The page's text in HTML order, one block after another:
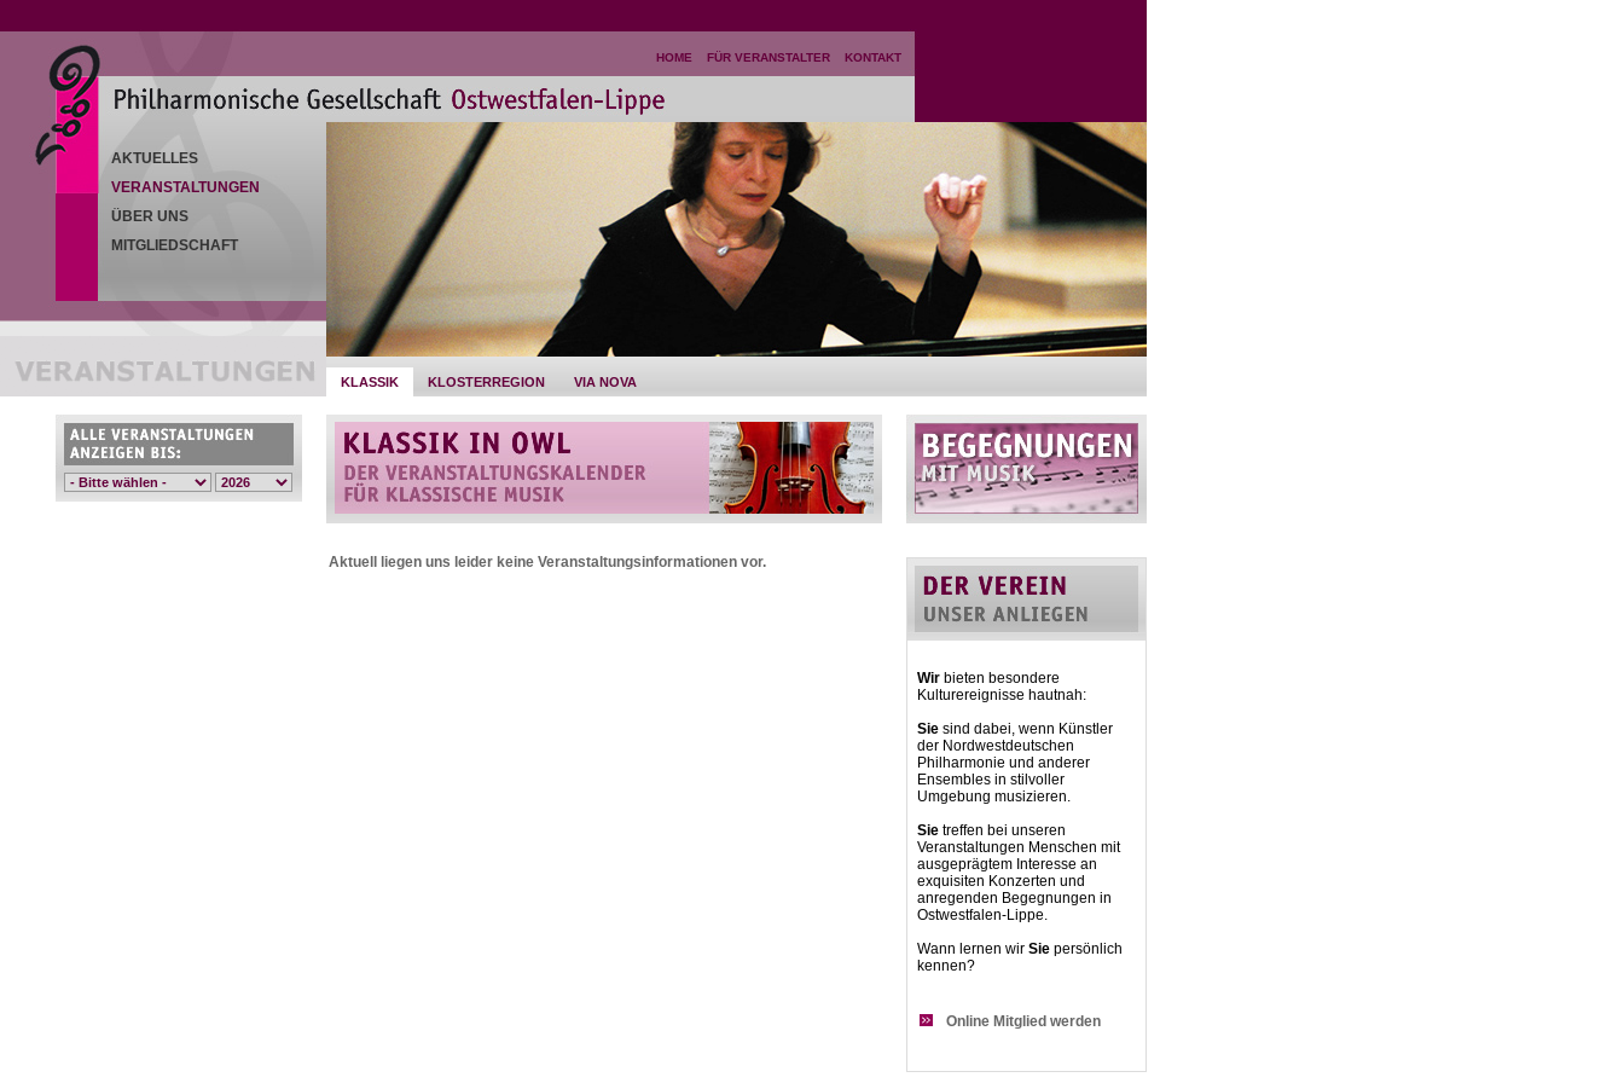
HOME FÜR VERANSTALTER KONTAKT
AKTUELLES
VERANSTALTUNGEN
ÜBER UNS
MITGLIEDSCHAFT
KLASSIK KLOSTERREGION VIA NOVA
Aktuell liegen uns leider keine Veranstaltungsinformationen vor.
Wir bieten besondere
Kulturereignisse hautnah:
Sie sind dabei, wenn Künstler
der Nordwestdeutschen
Philharmonie und anderer
Ensembles in stilvoller
Umgebung musizieren.
Sie treffen bei unseren
Veranstaltungen Menschen mit
ausgeprägtem Interesse an
exquisiten Konzerten und
anregenden Begegnungen in
Ostwestfalen-Lippe.
Wann lernen wir Sie persönlich
kennen?
Online Mitglied werden